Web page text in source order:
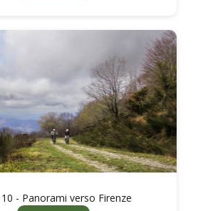
- Panorami verso Firenze